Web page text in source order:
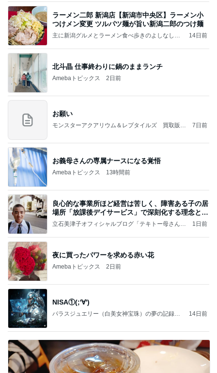
ラーメン二郎 新潟店【新潟市中央区】ラーメン小
つけメン変更 ツルパツ麺が旨い新潟二郎のつけ麺
主に新潟グルメとラーメン食べ歩きのよしなしご
14日前
北斗晶 仕事終わりに鍋のままランチ
Amebaトピックス 2日前
お願い
モンスターアクアリウム＆レプタイルズ 買取販売
7日前
お義母さんの専属ナースになる覚悟
Amebaトピックス 13時間前
良心的な事業所ほど経営は苦しく、障害ある子の居
場所「放課後デイサービス」で深刻化する理念と現
実の
立石美津子オフィシャルブログ「テキトー母さんの
1日前
夜に買ったパワーを求める赤い花
Amebaトピックス 2日前
NISA①(;'∀')
パラスジュエリー（白美女神宝珠）の夢の記録
14日前